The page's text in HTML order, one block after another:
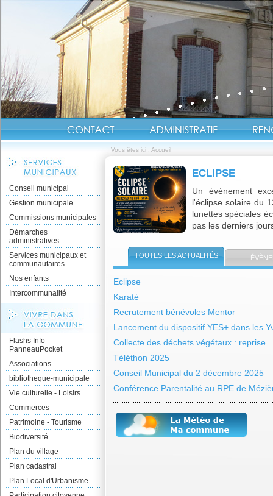
Vous êtes ici : Accueil
Conseil municipal
Gestion municipale
Commissions municipales
Démarches
administratives
Services municipaux et
communautaires
Nos enfants
Intercommunalité
Flashs Info
PanneauPocket
Associations
bibliotheque-municipale
Vie culturelle - Loisirs
Commerces
Patrimoine - Tourisme
Biodiversité
Plan du village
Plan cadastral
Plan Local d'Urbanisme
ECLIPSE
Un événement
l'éclipse solaire du
lunettes spéciales
pas les derniers
TOUTES LES ACTUALITÉS
Eclipse
Karaté
Recrutement bénévoles Mentor
Lancement du dispositif YES+ dans les
Collecte des déchets végétaux : reprise
Téléthon 2025
Conseil Municipal du 2 décembre 2025
Conférence Parentalité au RPE de